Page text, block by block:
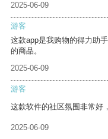
2025-06-09
游客
这款app是我购物的得力助
的商品。
2025-06-09
游客
这款软件的社区氛围非常好
2025-06-09